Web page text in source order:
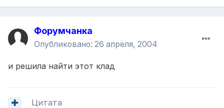
Форумчанка
Опубликовано: 26 апреля, 2004
и решила найти этот клад
Цитата